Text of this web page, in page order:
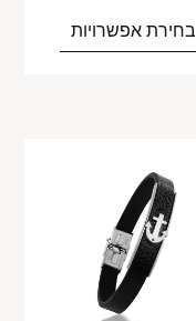
בחירת אפשרויות